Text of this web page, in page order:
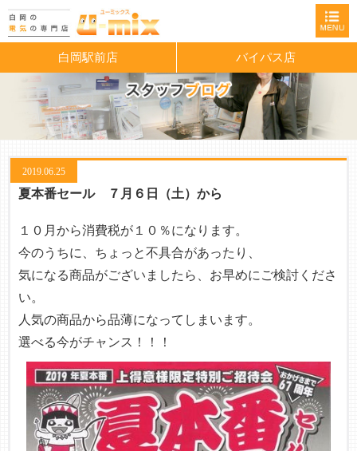
白岡駅前店 バイパス店
2019.06.25
夏本番セール ７月６日（土）から
１０月から消費税が１０％になります。
今のうちに、ちょっと不具合があったり、
気になる商品がございましたら、お早めにご検討くださ
い。
人気の商品から品薄になってしまいます。
選べる今がチャンス！！！